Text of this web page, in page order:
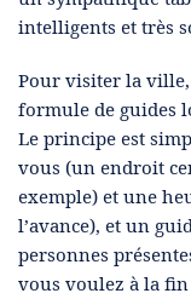
intelligents et très
Pour visiter la
formule de guides
Le principe est
vous (un endroit
exemple) et une
l’avance), et un
personnes
vous voulez à la